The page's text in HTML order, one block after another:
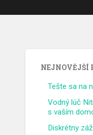
NEJNOVĚJŠÍ
Tešte sa na
Vodný lúč
s vaším
Diskrétny